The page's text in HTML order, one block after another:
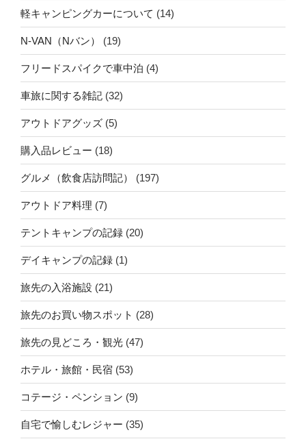
軽キャンピングカーについて (14)
N-VAN（Nバン） (19)
フリードスパイクで車中泊 (4)
車旅に関する雑記 (32)
アウトドアグッズ (5)
購入品レビュー (18)
グルメ（飲食店訪問記） (197)
アウトドア料理 (7)
テントキャンプの記録 (20)
デイキャンプの記録 (1)
旅先の入浴施設 (21)
旅先のお買い物スポット (28)
旅先の見どころ・観光 (47)
ホテル・旅館・民宿 (53)
コテージ・ペンション (9)
自宅で愉しむレジャー (35)